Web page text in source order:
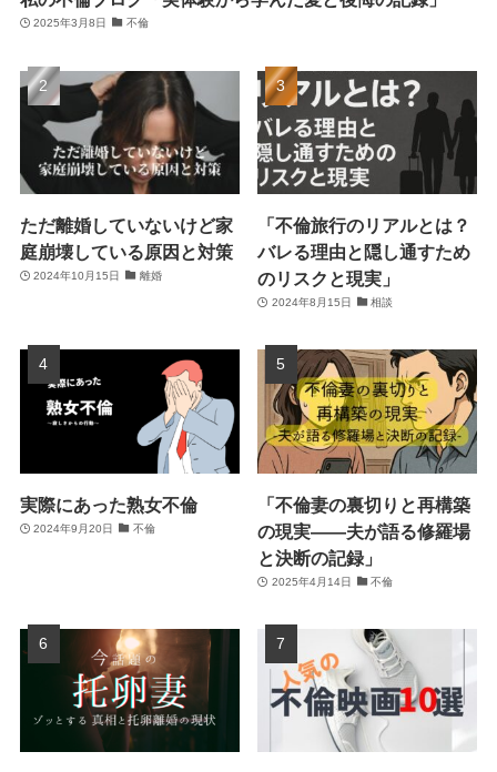
2025年3月8日 不倫
ただ離婚していないけど家
庭崩壊している原因と対策
2024年10月15日 離婚
「不倫旅行のリアルとは？
バレる理由と隠し通すため
のリスクと現実」
2024年8月15日 相談
実際にあった熟女不倫
2024年9月20日 不倫
「不倫妻の裏切りと再構築
の現実――夫が語る修羅場
と決断の記録」
2025年4月14日 不倫